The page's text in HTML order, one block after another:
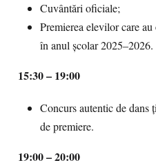
Cuvântări oficiale;
Premierea elevilor care
în anul școlar 2025–2026.
15:30 – 19:00
Concurs autentic de dans
de premiere.
19:00 – 20:00